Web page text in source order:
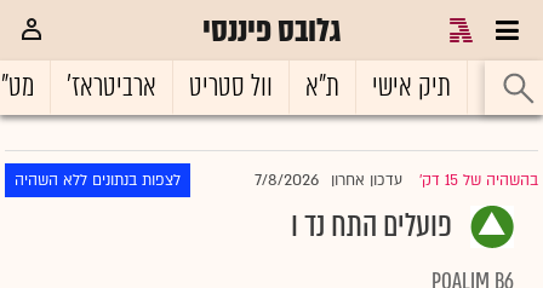
גלובס פיננסי
ראשי תיק אישי ת"א וול סטריט ארביטראז'
בהשהיה של 15 דק' |עדכון אחרון 7/8/2026 לצפות בנתונים ללא השהיה
פועלים התח נד ו